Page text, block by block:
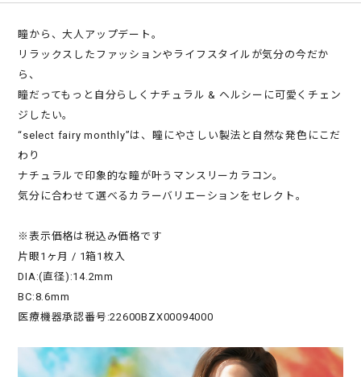
瞳から、大人アップデート。
リラックスしたファッションやライフスタイルが気分の今だか
ら、
瞳だってもっと自分らしくナチュラル & ヘルシーに可愛くチェン
ジしたい。
“select fairy monthly”は、瞳にやさしい製法と自然な発色にこだ
わり
ナチュラルで印象的な瞳が叶うマンスリーカラコン。
気分に合わせて選べるカラーバリエーションをセレクト。
※表示価格は税込み価格です
片眼1ヶ月 / 1箱1枚入
DIA:(直径):14.2mm
BC:8.6mm
医療機器承認番号:22600BZX00094000